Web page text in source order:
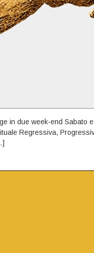
in due week-end Sabato
Regressiva,